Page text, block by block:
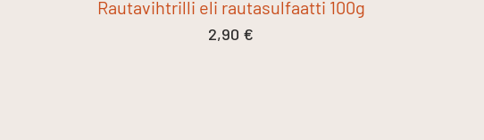
Rautavihtrilli eli rautasulfaatti 100g
2,90 €